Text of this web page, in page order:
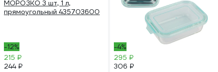
-12%
215 ₽
244 ₽
-4%
295 ₽
306 ₽